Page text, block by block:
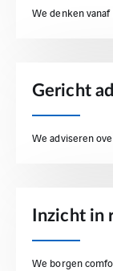
We denken
Gericht
We adviseren
Inzicht in
We borgen